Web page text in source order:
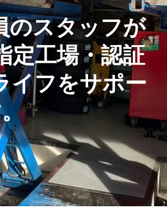
のスタッフが
定工場・認証
イフをサポー